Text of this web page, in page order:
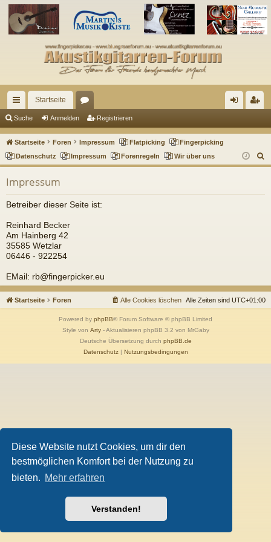
Diese Website nutzt Cookies, um dir den
bestmöglichen Komfort bei der Nutzung zu
bieten. Mehr erfahren
Verstanden!
ch
ne
llz
riff
Startseite
en m ist
rie
Suche Anmelden Registrieren
Startseite Foren Impressum Flatpicking
Fingerpicking
Datenschutz
Impressum Forenregeln Wir über uns
u
Impressum
Betreiber dieser Seite ist:
Reinhard Becker
Am Hainberg 42
35585 Wetzlar
06446 - 922254
EMail: rb@fingerpicker.eu
Startseite Foren Alle Zeiten sind UTC+01:00
Alle Cookies löschen
Powered by phpBB® Forum Software © phpBB Limited
Style von Arty- Aktualisieren phpBB 3.2 von MrGaby
Deutsche Übersetzung durch phpBB.de
Datenschutz| Nutzungsbedingungen